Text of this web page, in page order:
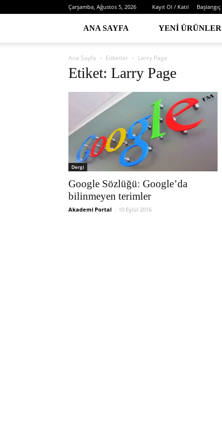
Çarşamba, Ağustos 5, 2026 Kayıt Ol / Katıl Başlangıç
ANA SAYFA YENI ÜRÜNLER
Ana Sayfa Etiketler Larry Page
Etiket: Larry Page
Dergi
Google Sözlüğü: Google’da
bilinmeyen terimler
Akademi Portal - 10 Eylül 2016